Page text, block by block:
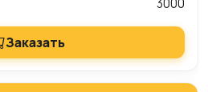
3000
Заказать